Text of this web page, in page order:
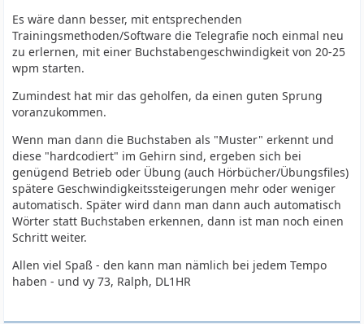
Es wäre dann besser, mit entsprechenden
Trainingsmethoden/Software die Telegrafie noch einmal neu
zu erlernen, mit einer Buchstabengeschwindigkeit von 20-25
wpm starten.
Zumindest hat mir das geholfen, da einen guten Sprung
voranzukommen.
Wenn man dann die Buchstaben als "Muster" erkennt und
diese "hardcodiert" im Gehirn sind, ergeben sich bei
genügend Betrieb oder Übung (auch Hörbücher/Übungsfiles)
spätere Geschwindigkeitssteigerungen mehr oder weniger
automatisch. Später wird dann man dann auch automatisch
Wörter statt Buchstaben erkennen, dann ist man noch einen
Schritt weiter.
Allen viel Spaß - den kann man nämlich bei jedem Tempo
haben - und vy 73, Ralph, DL1HR